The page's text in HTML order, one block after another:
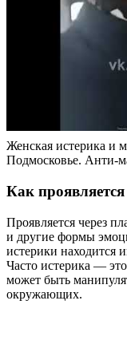
Женская истерика и
Подмосковье. Анти-
Как
Проявляется через
и другие формы
истерики находится
Часто истерика —
может быть
окружающих.